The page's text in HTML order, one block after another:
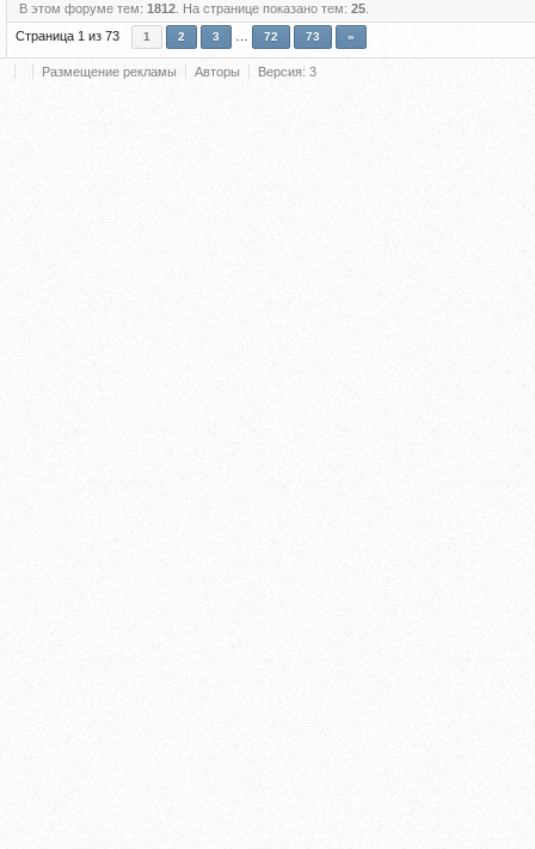
В этом форуме тем: 1812 . На странице показано тем: 25
Страница 1 из 73 1 2 3 72 73 »
Размещение рекламы Авторы Версия: 3